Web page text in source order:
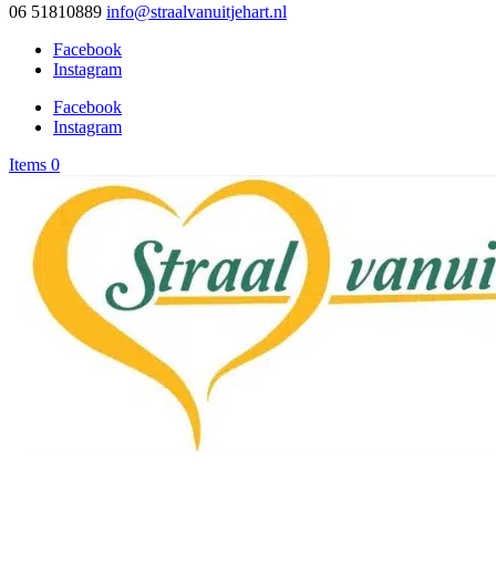
06 51810889 info@straalvanuitjehart.nl
Facebook
Instagram
Facebook
Instagram
Items 0